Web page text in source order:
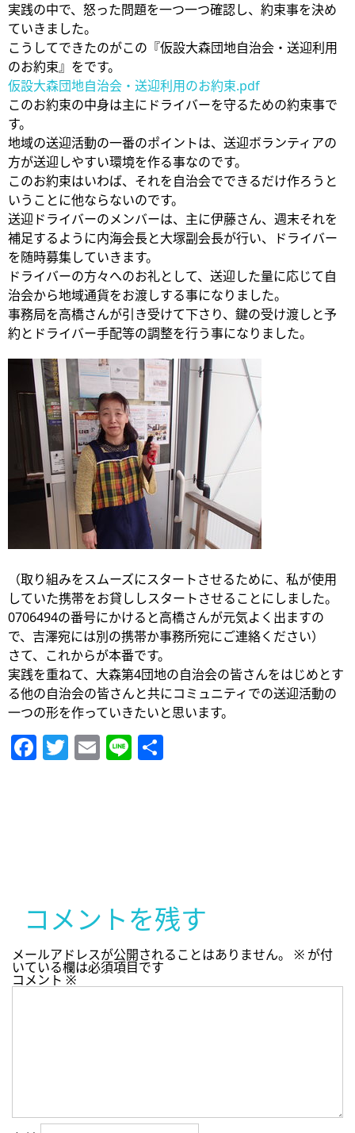
実践の中で、怒った問題を一つ一つ確認し、約束事を決め
ていきました。
こうしてできたのがこの『仮設大森団地自治会・送迎利用
のお約束』をです。
仮設大森団地自治会・送迎利用のお約束.pdf
このお約束の中身は主にドライバーを守るための約束事で
す。
地域の送迎活動の一番のポイントは、送迎ボランティアの
方が送迎しやすい環境を作る事なのです。
このお約束はいわば、それを自治会でできるだけ作ろうと
いうことに他ならないのです。
送迎ドライバーのメンバーは、主に伊藤さん、週末それを
補足するように内海会長と大塚副会長が行い、ドライバー
を随時募集していきます。
ドライバーの方々へのお礼として、送迎した量に応じて自
治会から地域通貨をお渡しする事になりました。
事務局を高橋さんが引き受けて下さり、鍵の受け渡しと予
約とドライバー手配等の調整を行う事になりました。
（取り組みをスムーズにスタートさせるために、私が使用
していた携帯をお貸ししスタートさせることにしました。
0706494の番号にかけると高橋さんが元気よく出ますの
で、吉澤宛には別の携帯か事務所宛にご連絡ください）
さて、これからが本番です。
実践を重ねて、大森第4団地の自治会の皆さんをはじめとす
る他の自治会の皆さんと共にコミュニティでの送迎活動の
一つの形を作っていきたいと思います。
Facebook
Twitter
Email
Line
コメントを残す
メールアドレスが公開されることはありません。 ※ が付
いている欄は必須項目です
コメント ※